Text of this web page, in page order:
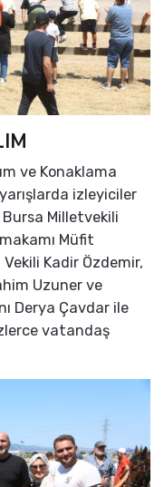
ve Konaklama
izleyiciler
Bursa Milletvekili
Müfit
Kadir Özdemir,
Uzuner ve
Derya Çavdar ile
vatandaş